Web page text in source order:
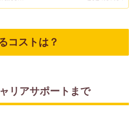
コストは？
リアサポートまで